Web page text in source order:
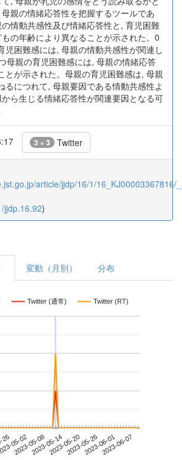
親の情緒応答性を把握するツールであ
情動共感性及び情緒応答性と, 育児困難
の年齢により異なることが示された。0
児困難感には, 母親の情動共感性が関連し
母親の育児困難感には, 母親の情緒応答
とが示された。母親の育児困難感は, 母親
るにつれて, 母親要因である情動共感性よ
ら生じる情緒応答性が関連要因となる可
3 + 3 Twitter
article/jjdp/16/1/16_KJ00003367816/
jjdp.16.92)
変動（月別） 分布
Twitter (通常) Twitter (RT)
05-02
2023-05-082023-05-142023-05-202023-05-262023-06-012023-06-07